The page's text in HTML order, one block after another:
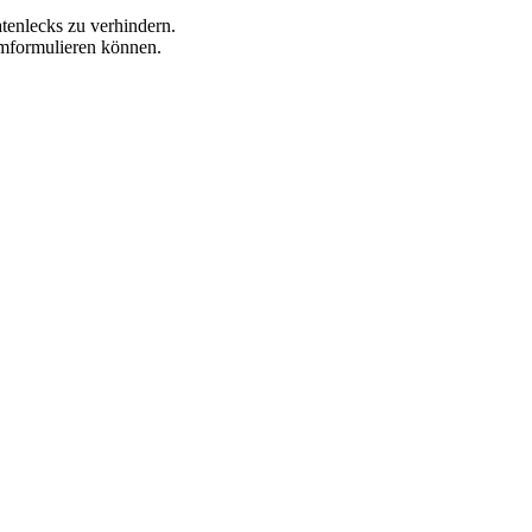
zu verhindern.
können.